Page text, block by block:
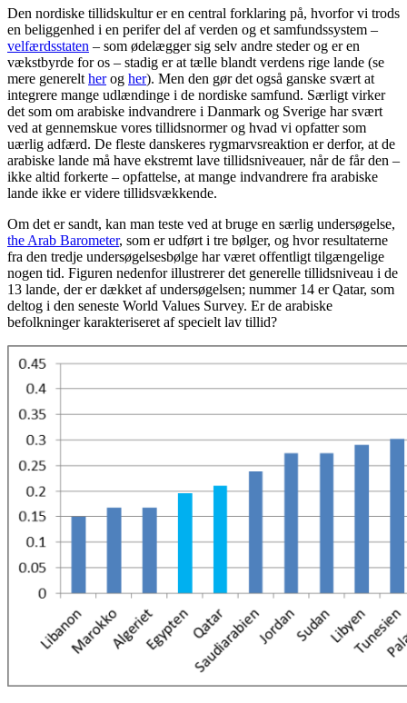
Den nordiske tillidskultur er en central forklaring på, hvorfor vi trods
en beliggenhed i en perifer del af verden og et samfundssystem –
velfærdsstaten – som ødelægger sig selv andre steder og er en
vækstbyrde for os – stadig er at tælle blandt verdens rige lande (se
mere generelt herog her). Men den gør det også ganske svært at
integrere mange udlændinge i de nordiske samfund. Særligt virker
det som om arabiske indvandrere i Danmark og Sverige har svært
ved at gennemskue vores tillidsnormer og hvad vi opfatter som
uærlig adfærd. De fleste danskeres rygmarvsreaktion er derfor, at de
arabiske lande må have ekstremt lave tillidsniveauer, når de får den –
ikke altid forkerte – opfattelse, at mange indvandrere fra arabiske
lande ikke er videre tillidsvækkende.
Om det er sandt, kan man teste ved at bruge en særlig undersøgelse,
the Arab Barometer, som er udført i tre bølger, og hvor resultaterne
fra den tredje undersøgelsesbølge har været offentligt tilgængelige
nogen tid. Figuren nedenfor illustrerer det generelle tillidsniveau i de
13 lande, der er dækket af undersøgelsen; nummer 14 er Qatar, som
deltog i den seneste World Values Survey. Er de arabiske
befolkninger karakteriseret af specielt lav tillid?